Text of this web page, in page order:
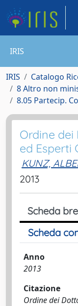
IRIS
IRIS
Catalogo
8 Altro non
8.05 Partecip.
Ordine
ed Esperti
KUNZ,
2013
Scheda
Scheda
Anno
2013
Citazione
Ordine dei